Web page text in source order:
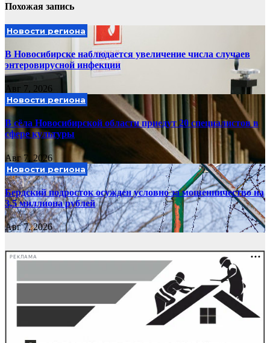
Похожая запись
Новости региона
В Новосибирске наблюдается увеличение числа случаев
энтеровирусной инфекции
Авг 7, 2026
Новости региона
В сёла Новосибирской области приедут 20 специалистов в
сфере культуры
Авг 7, 2026
Новости региона
Бердский подросток осужден условно за мошенничество на
3,5 миллиона рублей
Авг 7, 2026
РЕКЛАМА